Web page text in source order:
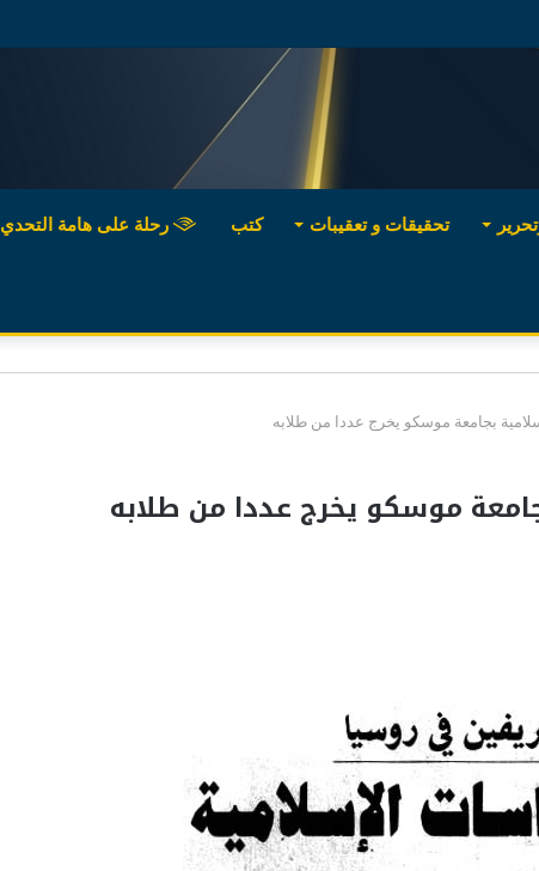
تحقيقات و تعقيبات كتب رحلة على هامة التحدي
بجامعة موسكو يخرج عددا من طلابه
موسكو يخرج عددا من طلابه